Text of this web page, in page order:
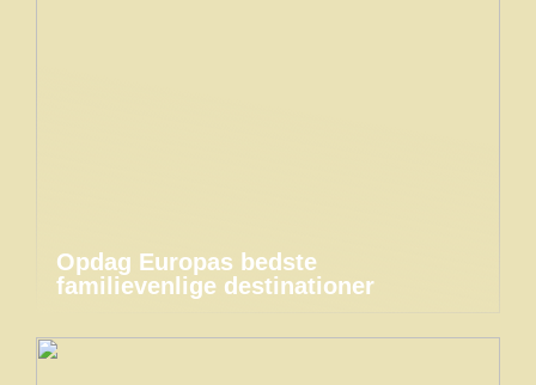
Opdag Europas bedste
familievenlige destinationer